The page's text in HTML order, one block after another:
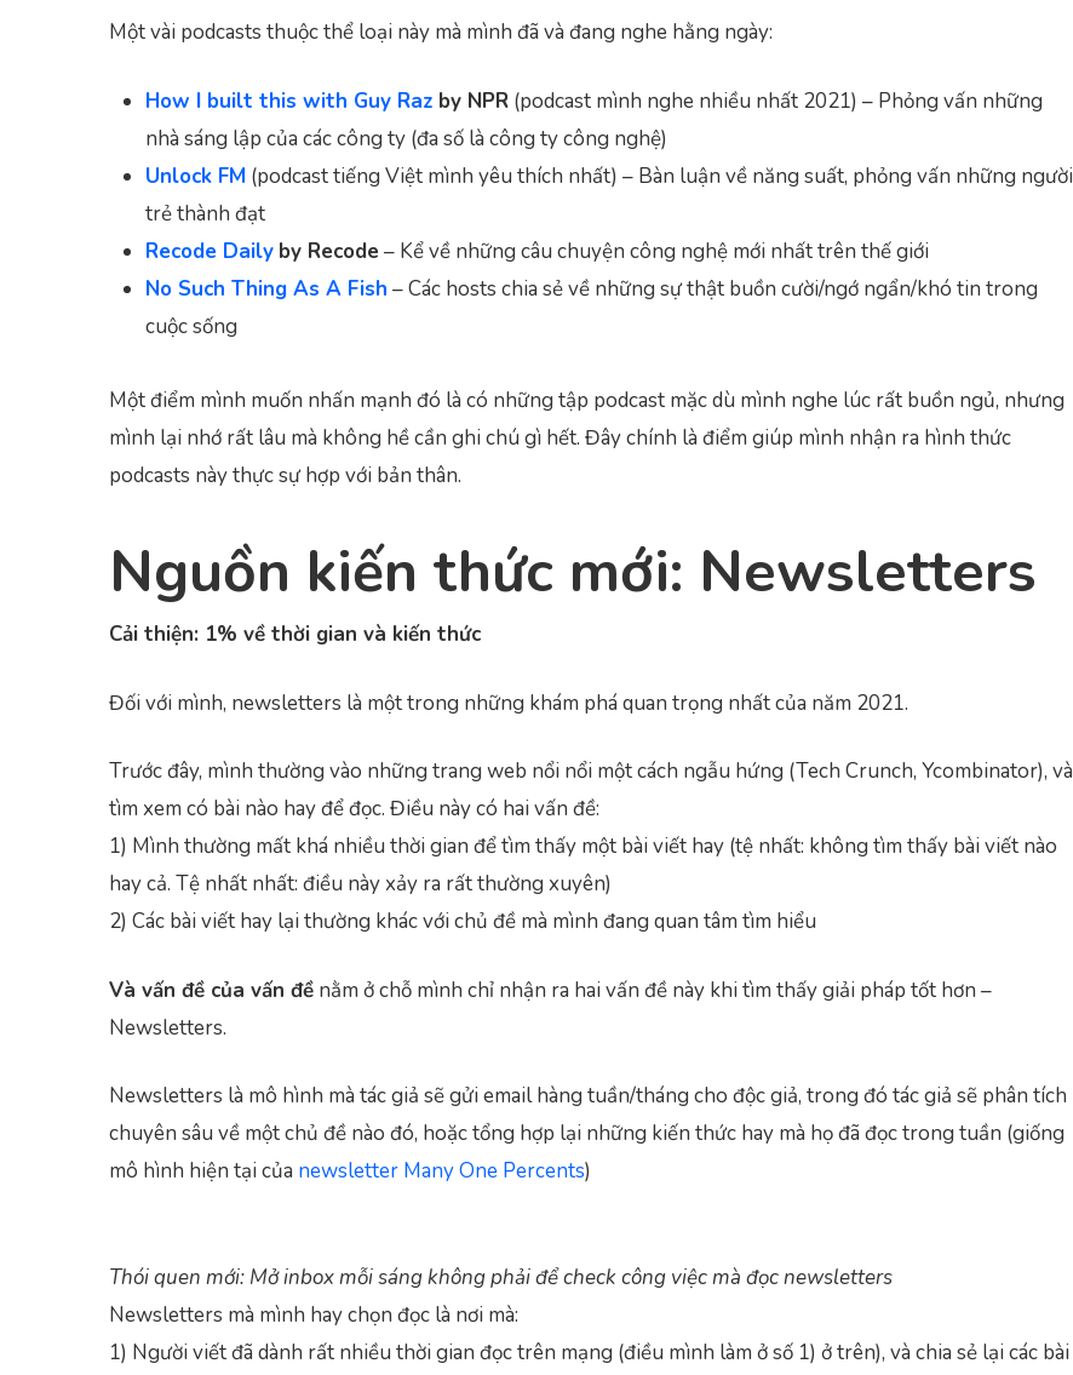
Một vài podcasts thuộc thể loại này mà mình đã và đang nghe hằng ngày:
How I built this with Guy Raz by NPR (podcast mình nghe nhiều nhất 2021) – Phỏng vấn những
nhà sáng lập của các công ty (đa số là công ty công nghệ)
Unlock FM (podcast tiếng Việt mình yêu thích nhất) – Bàn luận về năng suất, phỏng vấn những người
trẻ thành đạt
Recode Daily by Recode – Kể về những câu chuyện công nghệ mới nhất trên thế giới
No Such Thing As A Fish – Các hosts chia sẻ về những sự thật buồn cười/ngớ ngẩn/khó tin trong
cuộc sống
Một điểm mình muốn nhấn mạnh đó là có những tập podcast mặc dù mình nghe lúc rất buồn ngủ, nhưng
mình lại nhớ rất lâu mà không hề cần ghi chú gì hết. Đây chính là điểm giúp mình nhận ra hình thức
podcasts này thực sự hợp với bản thân.
Nguồn kiến thức mới: Newsletters
Cải thiện: 1% về thời gian và kiến thức
Đối với mình, newsletters là một trong những khám phá quan trọng nhất của năm 2021.
Trước đây, mình thường vào những trang web nổi nổi một cách ngẫu hứng (Tech Crunch, Ycombinator), và
tìm xem có bài nào hay để đọc. Điều này có hai vấn đề:
1) Mình thường mất khá nhiều thời gian để tìm thấy một bài viết hay (tệ nhất: không tìm thấy bài viết nào
hay cả. Tệ nhất nhất: điều này xảy ra rất thường xuyên)
2) Các bài viết hay lại thường khác với chủ đề mà mình đang quan tâm tìm hiểu
Và vấn đề của vấn đề nằm ở chỗ mình chỉ nhận ra hai vấn đề này khi tìm thấy giải pháp tốt hơn –
Newsletters.
Newsletters là mô hình mà tác giả sẽ gửi email hàng tuần/tháng cho độc giả, trong đó tác giả sẽ phân tích
chuyên sâu về một chủ đề nào đó, hoặc tổng hợp lại những kiến thức hay mà họ đã đọc trong tuần (giống
mô hình hiện tại của newsletter Many One Percents)
Thói quen mới: Mở inbox mỗi sáng không phải để check công việc mà đọc newsletters
Newsletters mà mình hay chọn đọc là nơi mà:
1) Người viết đã dành rất nhiều thời gian đọc trên mạng (điều mình làm ở số 1) ở trên), và chia sẻ lại các bài